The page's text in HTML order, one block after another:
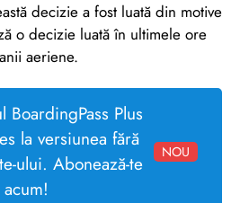
decizie a fost luată din motive
o decizie luată în ultimele ore
aeriene.
BoardingPass Plus
la versiunea fără
ului. Abonează-te
acum!
NOU